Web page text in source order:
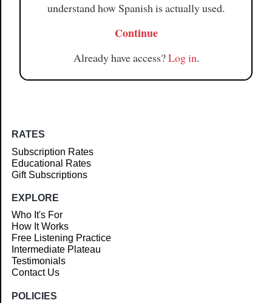
understand how Spanish is actually used.
Continue
Already have access?Log in.
RATES
Subscription Rates
Educational Rates
Gift Subscriptions
EXPLORE
Who It's For
How It Works
Free Listening Practice
Intermediate Plateau
Testimonials
Contact Us
POLICIES